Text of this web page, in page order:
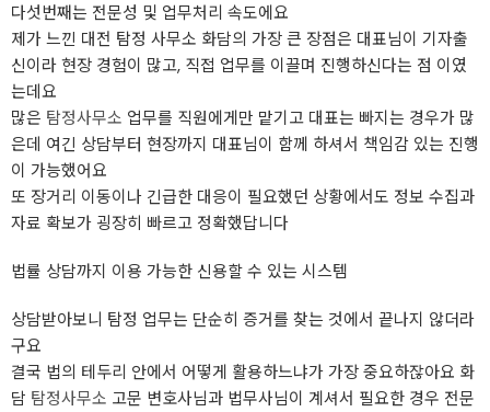
다섯번째는 전문성 및 업무처리 속도에요
제가 느낀 대전 탐정 사무소 화담의 가장 큰 장점은 대표님이 기자출
신이라 현장 경험이 많고, 직접 업무를 이끌며 진행하신다는 점 이였
는데요
많은 탐정사무소 업무를 직원에게만 맡기고 대표는 빠지는 경우가 많
은데 여긴 상담부터 현장까지 대표님이 함께 하셔서 책임감 있는 진행
이 가능했어요
또 장거리 이동이나 긴급한 대응이 필요했던 상황에서도 정보 수집과
자료 확보가 굉장히 빠르고 정확했답니다
법률 상담까지 이용 가능한 신용할 수 있는 시스템
상담받아보니 탐정 업무는 단순히 증거를 찾는 것에서 끝나지 않더라
구요
결국 법의 테두리 안에서 어떻게 활용하느냐가 가장 중요하잖아요 화
담 탐정사무소 고문 변호사님과 법무사님이 계셔서 필요한 경우 전문